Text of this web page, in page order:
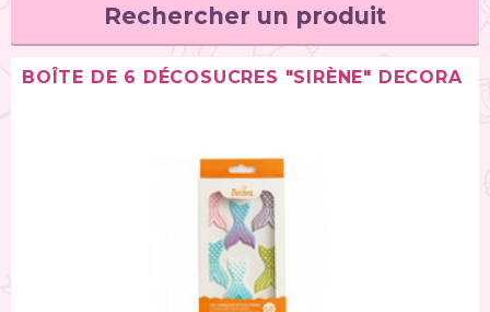
Rechercher un produit
Huiles & arômes (46)
Colorants alimentaires (67)
Feutres alimentaires (11)
Peintures alimentaires (38)
Chocolats / Candy Melts (36)
Colles comestibles (2)
BOÎTE DE 6 DÉCOSUCRES "SIRÈNE" DECORA